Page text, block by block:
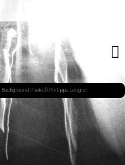
| Background Photo © Philippe Lenglet